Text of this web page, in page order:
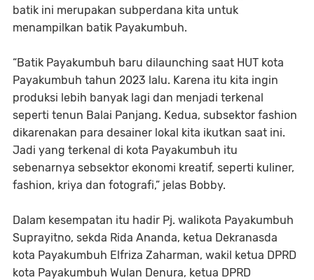
batik ini merupakan subperdana kita untuk
menampilkan batik Payakumbuh.
“Batik Payakumbuh baru dilaunching saat HUT kota
Payakumbuh tahun 2023 lalu. Karena itu kita ingin
produksi lebih banyak lagi dan menjadi terkenal
seperti tenun Balai Panjang. Kedua, subsektor fashion
dikarenakan para desainer lokal kita ikutkan saat ini.
Jadi yang terkenal di kota Payakumbuh itu
sebenarnya sebsektor ekonomi kreatif, seperti kuliner,
fashion, kriya dan fotografi,” jelas Bobby.
Dalam kesempatan itu hadir Pj. walikota Payakumbuh
Suprayitno, sekda Rida Ananda, ketua Dekranasda
kota Payakumbuh Elfriza Zaharman, wakil ketua DPRD
kota Payakumbuh Wulan Denura, ketua DPRD